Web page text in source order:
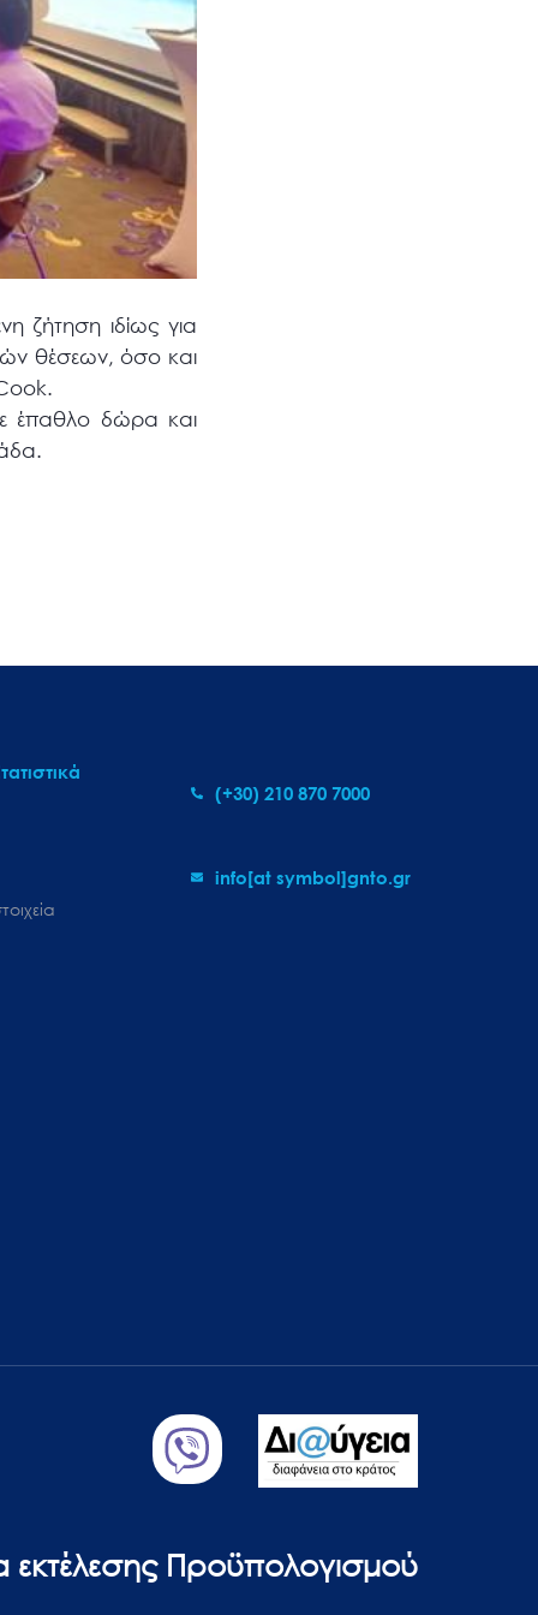
ζήτηση ιδίως για
θέσεων, όσο και
έπαθλο δώρα και
(+30) 210 870 7000
info[at symbol]gnto.gr
εκτέλεσης Προϋπολογισμού